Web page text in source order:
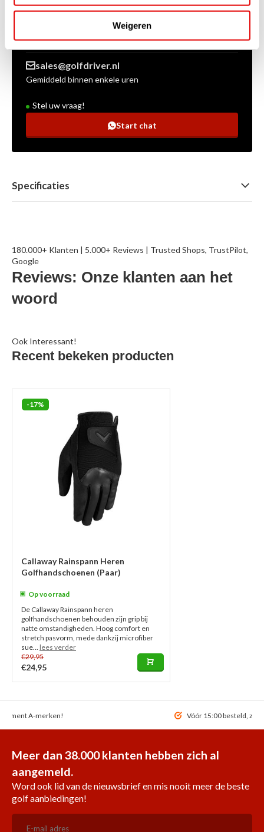
Weigeren
Ma-vr 10:00 - 16:00 uur
sales@golfdriver.nl
Gemiddeld binnen enkele uren
Stel uw vraag!
Start chat
Specificaties
180.000+ Klanten | 5.000+ Reviews | Trusted Shops, TrustPilot,
Google
Reviews: Onze klanten aan het
woord
Ook Interessant!
Recent bekeken producten
-17%
Callaway Rainspann Heren
Golfhandschoenen (Paar)
Op voorraad
De Callaway Rainspann heren
golfhandschoenen behouden zijn grip bij
natte omstandigheden. Hoog comfort en
stretch pasvorm, mede dankzij microfiber
sue... lees verder
€29,95
€24,95
A-merken! Vóór 15:00 besteld,
Meer dan 38.000 klanten hebben zich al
aangemeld.
Word ook lid van de nieuwsbrief en mis nooit meer de beste
golf aanbiedingen!